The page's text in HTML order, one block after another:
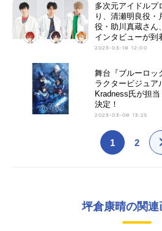
多次元アイドルプ
り、清瀬明良役・
役・助川真蔵さん
インタビューが到
2023-03-18 12:00
舞台『ブルーロッ
ラクタービジュ
Kradness氏が担
決定！
2023-03-08 13:25
1 2
坪倉康晴の関連